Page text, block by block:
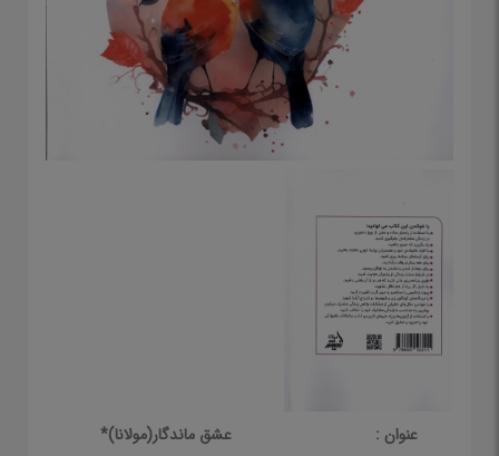
عنوان :
عشق ماندگار(مولانا)*